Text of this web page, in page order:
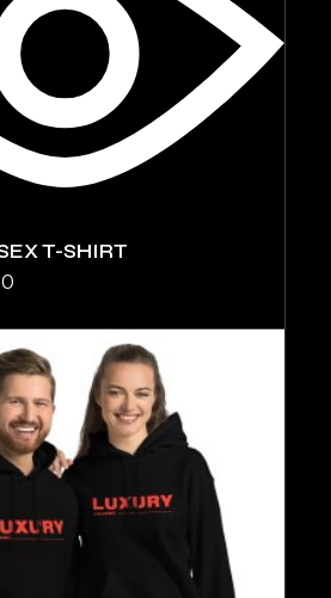
T-SHIRT